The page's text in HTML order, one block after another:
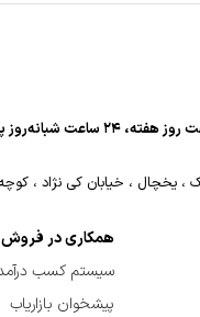
۲۴ ساعت شبانه‌روز پاسخگوی شما هستیم.
، خیابان کی نژاد ، کوچه
همکاری در فروش
سیستم کسب
پیشخوان بازاریاب